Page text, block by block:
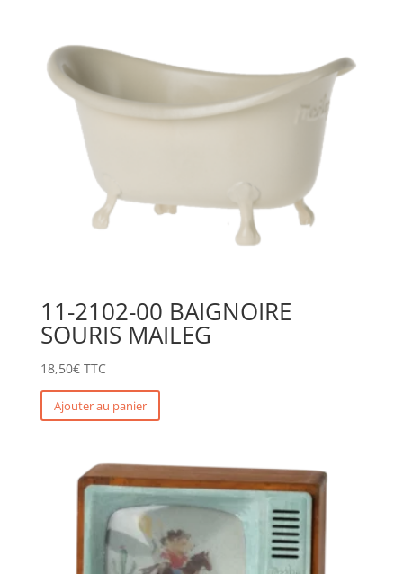
11-2102-00 BAIGNOIRE
SOURIS MAILEG
18,50€ TTC
Ajouter au panier